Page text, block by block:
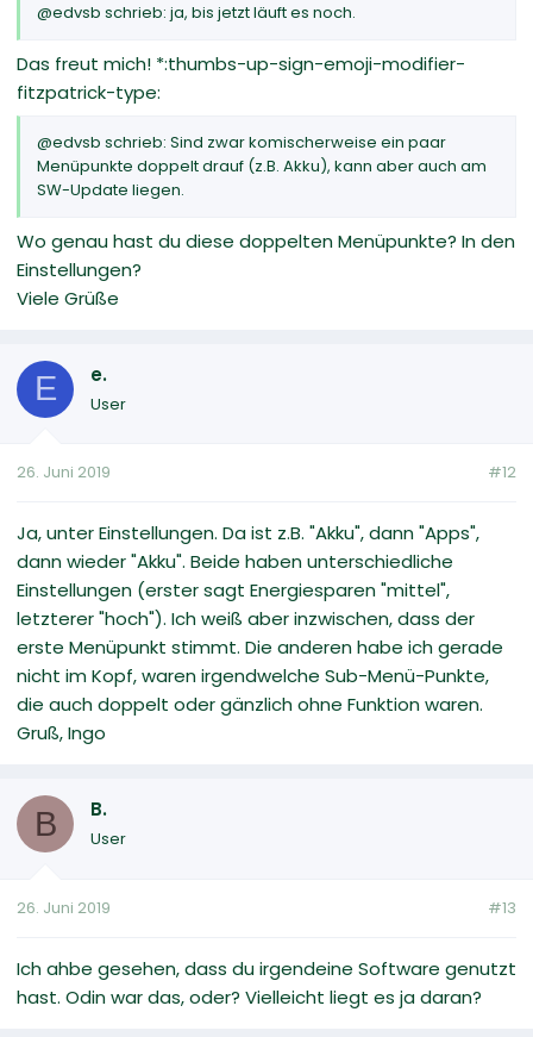
@edvsb schrieb: ja, bis jetzt läuft es noch.
Das freut mich! *:thumbs-up-sign-emoji-modifier-
fitzpatrick-type:
@edvsb schrieb: Sind zwar komischerweise ein paar
Menüpunkte doppelt drauf (z.B. Akku), kann aber auch am
SW-Update liegen.
Wo genau hast du diese doppelten Menüpunkte? In den
Einstellungen?
Viele Grüße
E e.
User
26. Juni 2019 #12
Ja, unter Einstellungen. Da ist z.B. "Akku", dann "Apps",
dann wieder "Akku". Beide haben unterschiedliche
Einstellungen (erster sagt Energiesparen "mittel",
letzterer "hoch"). Ich weiß aber inzwischen, dass der
erste Menüpunkt stimmt. Die anderen habe ich gerade
nicht im Kopf, waren irgendwelche Sub-Menü-Punkte,
die auch doppelt oder gänzlich ohne Funktion waren.
Gruß, Ingo
B B.
User
26. Juni 2019 #13
Ich ahbe gesehen, dass du irgendeine Software genutzt
hast. Odin war das, oder? Vielleicht liegt es ja daran?